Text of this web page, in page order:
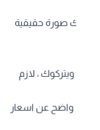
تعطيك صورة حقيقية
ويتركوك ، لازم
واضح عن اسعار